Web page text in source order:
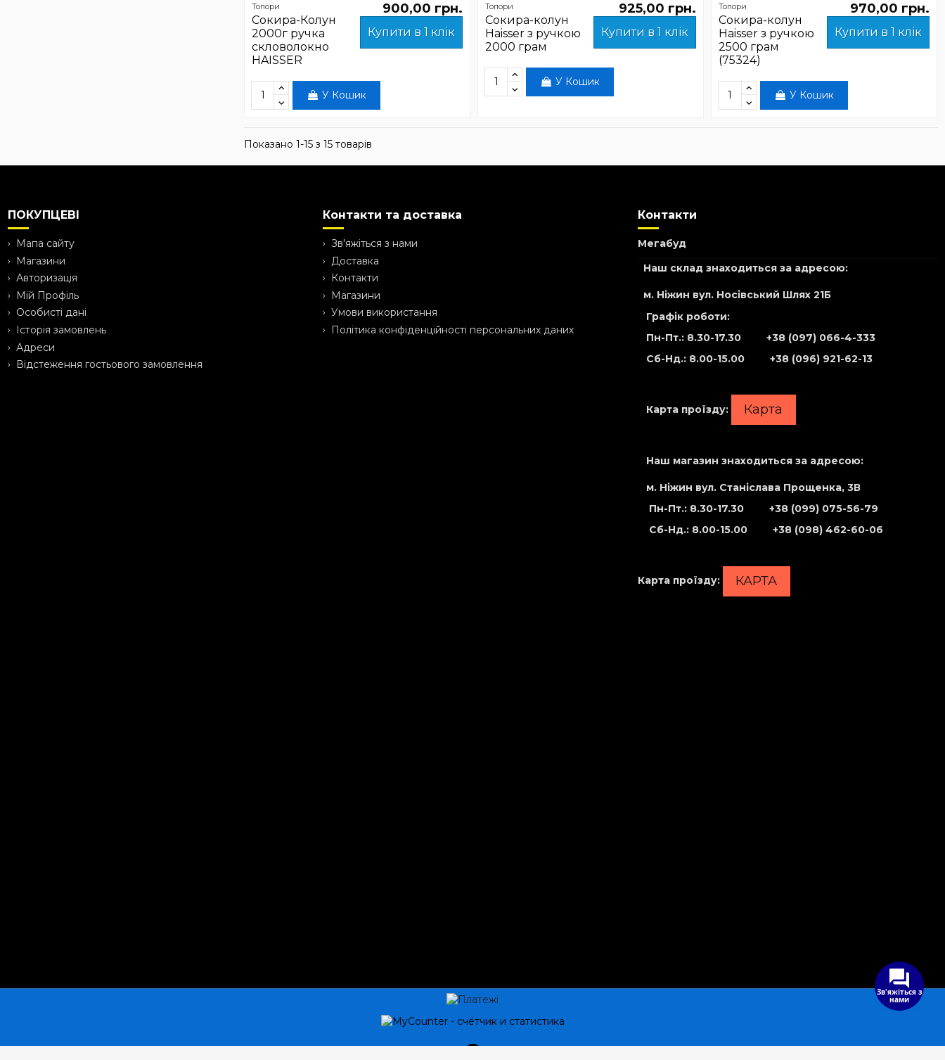
Топори
Сокира-Колун
2000г ручка
скловолокно
HAISSER
900,00 грн.
Купити в 1 клік
У Кошик
Топори
Сокира-колун
Haisser з ручкою
2000 грам
925,00 грн.
Купити в 1 клік
У Кошик
Топори
Сокира-колун
Haisser з ручкою
2500 грам
(75324)
970,00 грн.
Купити в 1 клік
У Кошик
Показано 1-15 з 15 товарів
ПОКУПЦЕВІ
Мапа сайту
Магазини
Авторизація
Мій Профіль
Особисті дані
Історія замовлень
Адреси
Відстеження гостьового замовлення
Контакти та доставка
Зв'яжіться з нами
Доставка
Контакти
Магазини
Умови використання
Політика конфіденційності персональних даних
Контакти
Мегабуд
Наш склад знаходиться за адресою:
м. Ніжин вул. Носівський Шлях 21Б
Графік роботи:
Пн-Пт.: 8.30-17.30 +38 (097) 066-4-333
Сб-Нд.: 8.00-15.00 +38 (096) 921-62-13
Карта проїзду: Карта
Наш магазин знаходиться за адресою:
м. Ніжин вул. Станіслава Прощенка, 3В
Пн-Пт.: 8.30-17.30 +38 (099) 075-56-79
Сб-Нд.: 8.00-15.00 +38 (098) 462-60-06
Карта проїзду: КАРТА
Зв'яжіться з
нами